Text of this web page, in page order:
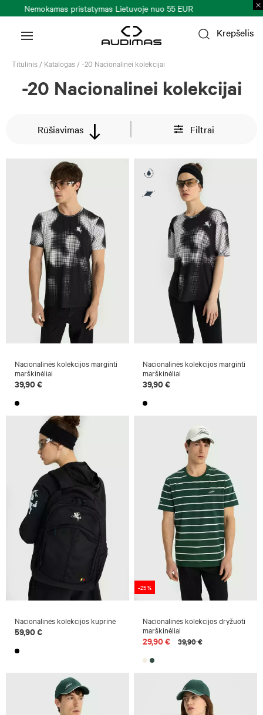
Prekių grąžinimas per 30 k. d.Plačiau >
Krepšelis
Titulinis / Katalogas /-20 Nacionalinei kolekcijai
-20 Nacionalinei kolekcijai
Rūšiavimas Filtrai
Nacionalinės kolekcijos marginti
marškinėliai
39,90 €
Nacionalinės kolekcijos marginti
marškinėliai
39,90 €
Nacionalinės kolekcijos kuprinė
59,90 €
-25 %
Nacionalinės kolekcijos dryžuoti
marškinėliai
29,90 € 39,90 €